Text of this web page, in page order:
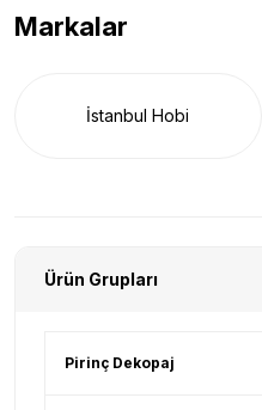
Markalar
İstanbul Hobi
Ürün Grupları
Pirinç Dekopaj